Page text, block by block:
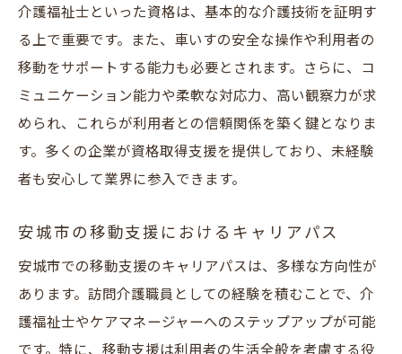
地元の介護施設で働くことのメリット
安城市の介護施設が提供する訪問介護求人
地域に根ざした介護施設でのキャリア形成
地元で訪問介護を選ぶ理由とその魅力
介護施設での実際の働き方と職場環境
安城市の介護施設で働く訪問介護の未来
介護福祉士といった資格は、基本的な介護技術を証明す
る上で重要です。また、車いすの安全な操作や利用者の
移動をサポートする能力も必要とされます。さらに、コ
ミュニケーション能力や柔軟な対応力、高い観察力が求
められ、これらが利用者との信頼関係を築く鍵となりま
す。多くの企業が資格取得支援を提供しており、未経験
者も安心して業界に参入できます。
安城市の移動支援におけるキャリアパス
安城市での移動支援のキャリアパスは、多様な方向性が
あります。訪問介護職員としての経験を積むことで、介
護福祉士やケアマネージャーへのステップアップが可能
です。特に、移動支援は利用者の生活全般を考慮する役